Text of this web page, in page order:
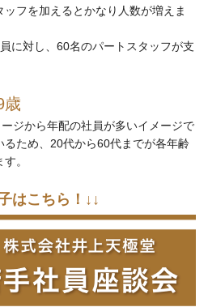
フを加えるとかなり人数が増えま
に対し、60名のパートスタッフが支
歳
ジから年配の社員が多いイメージで
ため、20代から60代までが各年齢
。
はこちら！↓↓